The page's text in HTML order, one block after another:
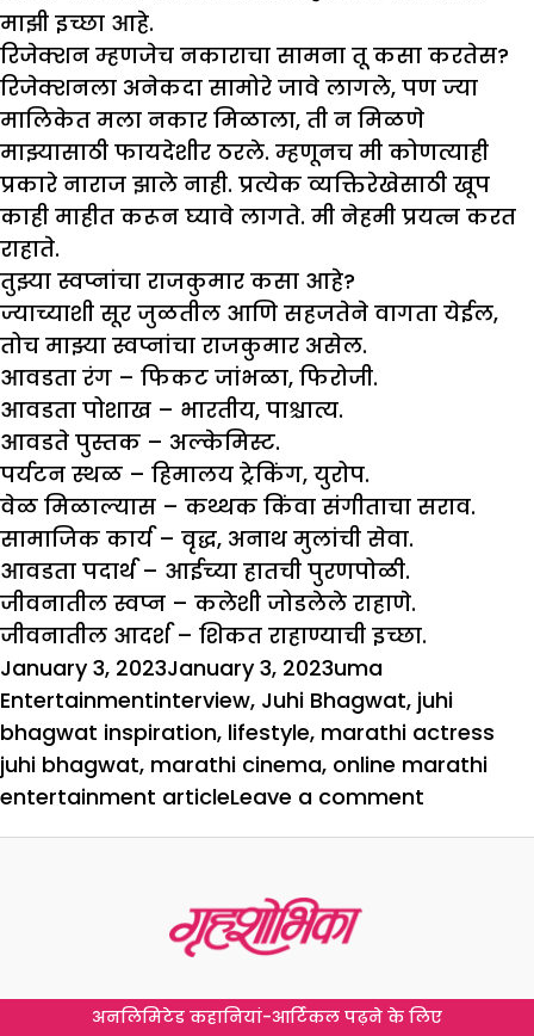
माझी इच्छा आहे.
रिजेक्शन म्हणजेच नकाराचा सामना तू कसा करतेस?
रिजेक्शनला अनेकदा सामोरे जावे लागले, पण ज्या
मालिकेत मला नकार मिळाला, ती न मिळणे
माझ्यासाठी फायदेशीर ठरले. म्हणूनच मी कोणत्याही
प्रकारे नाराज झाले नाही. प्रत्येक व्यक्तिरेखेसाठी खूप
काही माहीत करून घ्यावे लागते. मी नेहमी प्रयत्न करत
राहाते.
तुझ् या स्वप्नांचा राजकुमार कसा आहे?
ज्याच्याशी सूर जुळतील आणि सहजतेने वागता येईल,
तोच माझ्या स्वप्नांचा राजकुमार असेल.
आवडता रंग – फिकट जांभळा, फिरोजी.
आवडता पोशाख – भारतीय, पाश्चात्य.
आवडते पुस्तक – अल्केमिस्ट.
पर्यटन स्थळ – हिमालय ट्रेकिंग, युरोप.
वेळ मिळाल्यास – कथ्थक किंवा संगीताचा सराव.
सामाजिक कार्य – वृद्ध, अनाथ मुलांची सेवा.
आवडता पदार्थ – आईच्या हातची पुरणपोळी.
जीवनातील स्वप्न – कलेशी जोडलेले राहाणे.
जीवनातील आदर्श – शिकत राहाण्याची इच्छा.
Posted
on
January 3, 2023January 3, 2023Author
umaCategories
EntertainmentTags
interview, Juhi Bhagwat, juhi
bhagwat inspiration, lifestyle, marathi actress
juhi bhagwat, marathi cinema, online marathi
entertainment articleLeave a comment
जुई
अनलिमिटेड कहानियां-आर्टिकल पढ़ने के लिए